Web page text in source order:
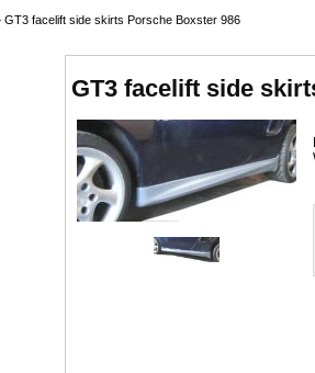
GT3 facelift side skirts Porsche Boxster 986
GT3 facelift side